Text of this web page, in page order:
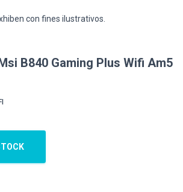
con fines ilustrativos.
B840 Gaming Plus Wifi Am5